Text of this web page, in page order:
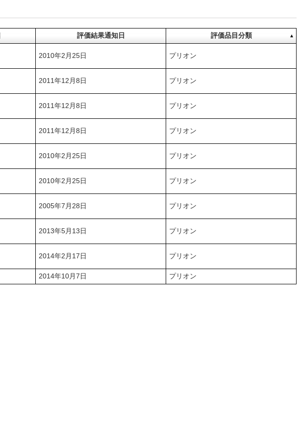
評価結果通知日 評価品目分類
2010年2月25日 プリオン
2011年12月8日 プリオン
2011年12月8日 プリオン
2011年12月8日 プリオン
2010年2月25日 プリオン
2010年2月25日 プリオン
2005年7月28日 プリオン
2013年5月13日 プリオン
2014年2月17日 プリオン
2014年10月7日 プリオン